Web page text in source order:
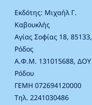
Εκδότης: Μιχαήλ Γ.
Καβουκλής
Αγίας Σοφίας 18, 85133,
Ρόδος
Α.Φ.Μ. 131015688, ΔΟΥ
Ρόδου
ΓΕΜΗ 072694120000
Τηλ. 2241030486